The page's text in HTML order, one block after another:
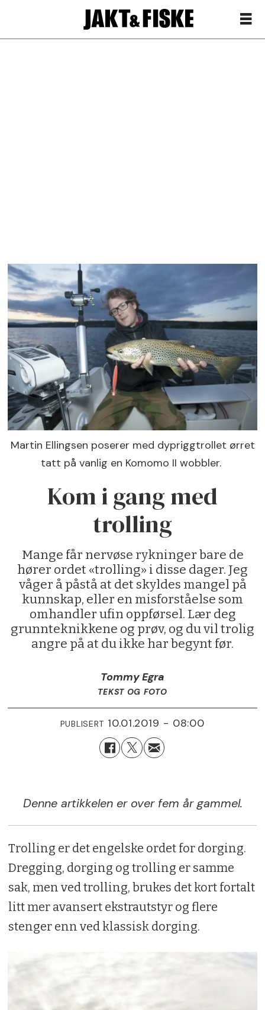
Martin Ellingsen po­serer med dyprigg­trollet ørret
tatt på vanlig en Komomo II wobbler.
Kom i gang med
trolling
Mange får nervøse rykninger bare de
hører ordet «trolling» i disse dager. Jeg
våger å påstå at det skyldes mangel på
kunnskap, eller en misforståelse som
omhandler ufin oppførsel. Lær deg
grunnteknikkene og prøv, og du vil trolig
angre på at du ikke har begynt før.
Tommy Egra
TEKST OG FOTO
PUBLISERT 10.01.2019 - 08:00
Denne artikkelen er over fem år gammel.
Trolling er det engelske ordet for dorging.
Dregging, dorging og trolling er samme
sak, men ved trolling, brukes det kort fortalt
litt mer avansert ekstrautstyr og flere
stenger enn ved klassisk dorging.